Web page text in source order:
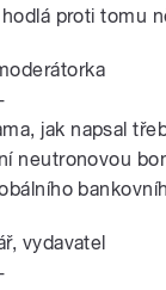
proti tomu
jak napsal
neutronovou
vydavatel